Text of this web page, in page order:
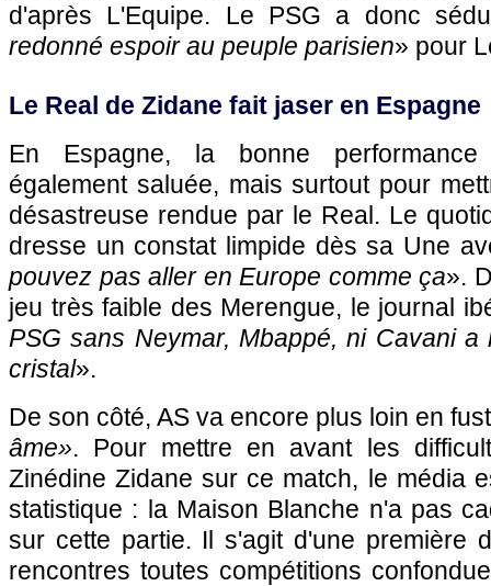
d'après L'Equipe. Le PSG a donc
redonné espoir au peuple parisien» pour
Le Real de Zidane fait jaser en Espagne
En Espagne, la bonne
également saluée, mais surtout pour
désastreuse rendue par le Real. Le
dresse un constat limpide dès sa Une
pouvez pas aller en Europe comme ça».
jeu très faible des Merengue, le journal
PSG sans Neymar, Mbappé, ni Cavani
cristal».
De son côté, AS va encore plus loin en
âme». Pour mettre en avant les
Zinédine Zidane sur ce match, le média
statistique : la Maison Blanche n'a pas
sur cette partie. Il s'agit d'une première
rencontres toutes compétitions